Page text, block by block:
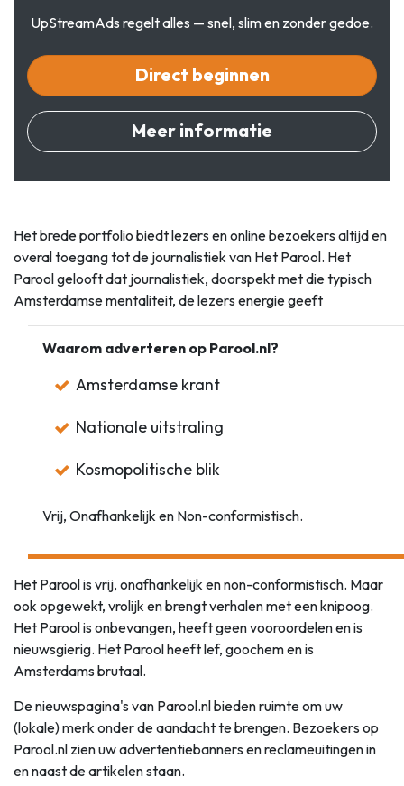
UpStreamAds regelt alles — snel, slim en zonder gedoe.
Direct beginnen
Meer informatie
Het brede portfolio biedt lezers en online bezoekers altijd en
overal toegang tot de journalistiek van Het Parool. Het
Parool gelooft dat journalistiek, doorspekt met die typisch
Amsterdamse mentaliteit, de lezers energie geeft
Waarom adverteren op Parool.nl?
Amsterdamse krant
Nationale uitstraling
Kosmopolitische blik
Vrij, Onafhankelijk en Non-conformistisch.
Het Parool is vrij, onafhankelijk en non-conformistisch. Maar
ook opgewekt, vrolijk en brengt verhalen met een knipoog.
Het Parool is onbevangen, heeft geen vooroordelen en is
nieuwsgierig. Het Parool heeft lef, goochem en is
Amsterdams brutaal.
De nieuwspagina's van Parool.nl bieden ruimte om uw
(lokale) merk onder de aandacht te brengen. Bezoekers op
Parool.nl zien uw advertentiebanners en reclameuitingen in
en naast de artikelen staan.